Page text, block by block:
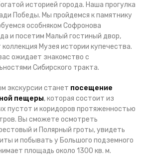
историей города. Наша прогулка
Победы. Мы пройдемся к памятнику
особняком Софронова
и посетим Малый гостиный двор,
Музея истории купечества.
ожидает знакомство с
Сибирского тракта.
экскурсии станет посещение
пещеры, которая состоит из
пустот и коридоров протяженностью
Вы сможете осмотреть
и Полярный гроты, увидеть
и побывать у Большого подземного
площадь около 1300 кв. м.